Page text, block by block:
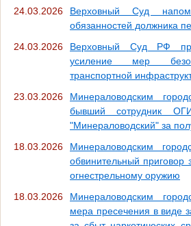
24.03.2026
Верховный Суд
обязанностей должника
24.03.2026
Верховный Суд РФ
усиление мер
транспортной
23.03.2026
Минераловодским
бывший сотрудник
"Минераловодский" за
18.03.2026
Минераловодским
обвинительный приговор
огнестрельному оружию
18.03.2026
Минераловодским
мера пресечения в виде